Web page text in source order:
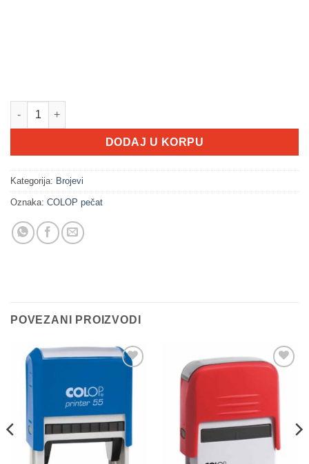
15004 količina
DODAJ U KORPU
Kategorija: Brojevi
Oznaka: COLOP pečat
POVEZANI PROIZVODI
Dodaj